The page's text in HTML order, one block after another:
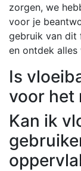
zorgen, we
voor je
gebruik van dit
en ontdek
Is
voor het
Kan ik